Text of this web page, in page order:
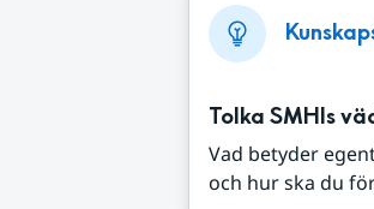
Tolka SMHIs
Vad betyder
och hur ska du